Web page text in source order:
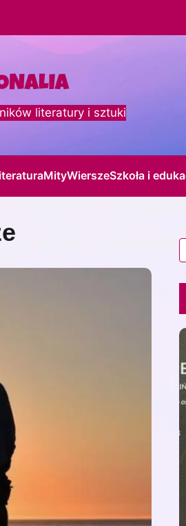
literatury i sztuki
MityWierszeSzkoła i